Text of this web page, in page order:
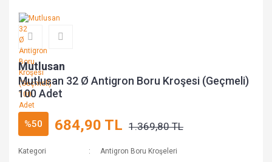
Mutlusan
Mutlusan 32 Ø Antigron Boru Kroşesi (Geçmeli)
100 Adet
%50 684,90 TL 1.369,80 TL
Kategori
Antigron Boru Kroşeleri